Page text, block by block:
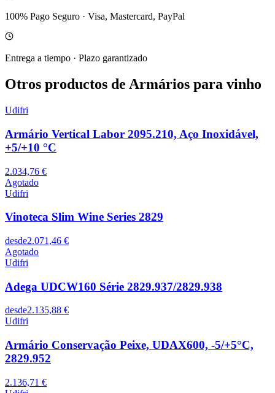
100% Pago Seguro · Visa, Mastercard, PayPal
Entrega a tiempo · Plazo garantizado
Otros productos de Armários para vinho
Udifri
Armário Vertical Labor 2095.210, Aço Inoxidável,
+5/+10 °C
2.034,76 €
Agotado
Udifri
Vinoteca Slim Wine Series 2829
desde2.071,46 €
Agotado
Udifri
Adega UDCW160 Série 2829.937/2829.938
desde2.135,88 €
Udifri
Armário Conservação Peixe, UDAX600, -5/+5°C,
2829.952
2.136,71 €